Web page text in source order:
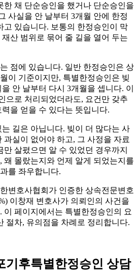
한 채 단순승인을 했거나 단순승인을
사실을 안 날부터 3개월 안에 한정
고 있습니다. 보통의 한정승인이 막
산 범위로 묶어 줄 길을 열어 두는
점에 있습니다. 일반 한정승인은 상
이 기준이지만, 특별한정승인은 빚
안 날부터 다시 3개월을 셉니다. 이
으로 처리되었더라도, 요건만 갖추
을 얻을 수 있다는 뜻입니다.
길은 아닙니다. 빚이 더 많다는 사
과실이 없어야 하고, 그 사정을 자료
살폈으면 알 수 있었던 경우까지
왜 몰랐는지와 언제 알게 되었는지를
를 좌우합니다.
변호사협회가 인증한 상속전문변호
이창재 변호사가 의뢰인의 사건을
이 페이지에서는 특별한정승인의 요
절차, 유의점을 차례로 정리합니다.
기후특별한정승인 상담